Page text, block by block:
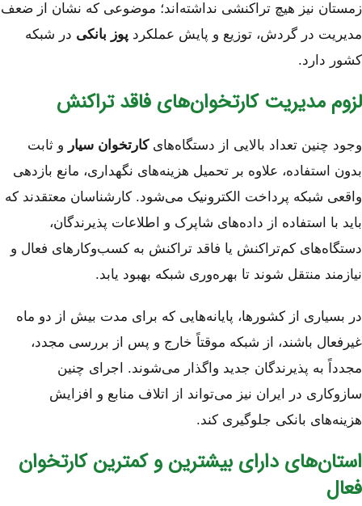
زمستان نیز هیچ تراکنشی نداشته‌اند؛ موضوعی که نشان از ضعف
مدیریت در گردش، توزیع و پایش عملکرد پوز بانکی در شبکه
کشور دارد.
لزوم مدیریت کارتخوان‌های فاقد تراکنش
وجود چنین تعداد بالایی از دستگاه‌هایکارتخوان سیار و ثابت
بدون استفاده، علاوه بر تحمیل هزینه‌های نگهداری، مانع بازدهی
واقعی شبکه پرداخت الکترونیک می‌شود. کارشناسان معتقدند که
باید با استفاده از داده‌های شاپرک و اطلاعات پذیرندگان،
دستگاه‌های کم‌تراکنش یا فاقد تراکنش به کسب‌وکارهای فعال و
نیازمند منتقل شوند تا بهره‌وری شبکه بهبود یابد.
در بسیاری از کشورها، پایانه‌هایی که برای مدت بیش از دو ماه
غیرفعال باشند، از شبکه موقتاً خارج و پس از بررسی مجدد،
مجدداً به پذیرندگان جدید واگذار می‌شوند. اجرای چنین
سازوکاری در ایران نیز می‌تواند از اتلاف منابع و افزایش
هزینه‌های بانکی جلوگیری کند.
استان‌های دارای بیشترین و کمترین کارتخوان
فعال